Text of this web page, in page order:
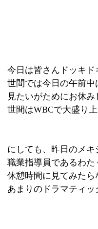
今日は皆さんドッキド
世間では今日の午前
見たいがためにお休
世間はWBCで大盛り
にしても、昨日のメキ
職業指導員であるわ
休憩時間に見てみたら
あまりのドラマティッ